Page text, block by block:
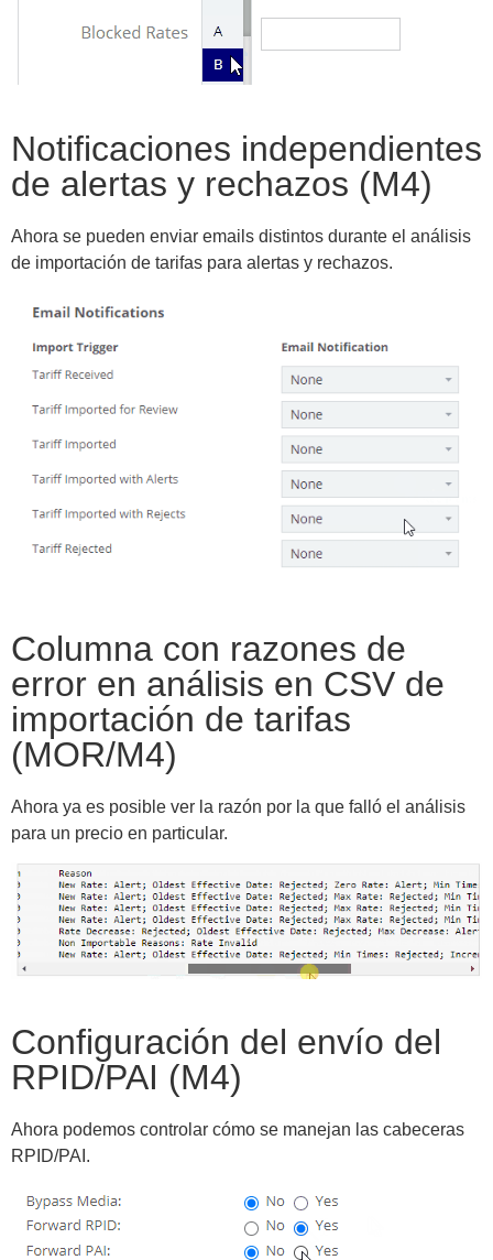
Notificaciones independientes
de alertas y rechazos (M4)
Ahora se pueden enviar emails distintos durante el análisis
de importación de tarifas para alertas y rechazos.
Columna con razones de
error en análisis en CSV de
importación de tarifas
(MOR/M4)
Ahora ya es posible ver la razón por la que falló el análisis
para un precio en particular.
Configuración del envío del
RPID/PAI (M4)
Ahora podemos controlar cómo se manejan las cabeceras
RPID/PAI.